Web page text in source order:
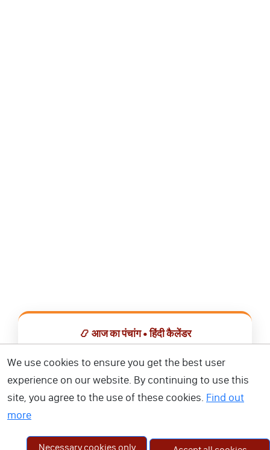
📿 आज का पंचांग • हिंदी कैलेंडर
📅 हिंदी कैलेंडर ऐप डाउनलोड करें
We use cookies to ensure you get the best user
experience on our website. By continuing to use this
site, you agree to the use of these cookies. Find out
more
Necessary cookies only